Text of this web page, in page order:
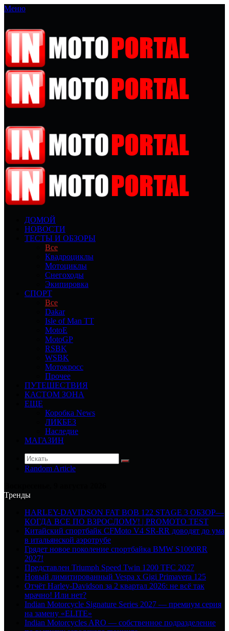
Меню
ДОМОЙ
НОВОСТИ
ТЕСТЫ И ОБЗОРЫ
Все
Квадроциклы
Мотоциклы
Снегоходы
Экипировка
СПОРТ
Все
Dakar
Isle of Man TT
MotoE
MotoGP
RSBK
WSBK
Мотокросс
Прочее
ПУТЕШЕСТВИЯ
КАСТОМ ЗОНА
ЕЩЕ
Коробка News
ЛИКБЕЗ
Наследие
МАГАЗИН
Random Article
Тренды
HARLEY-DAVIDSON FAT BOB 122 STAGE 3 ОБЗОР—
КОГДА ВСЕ ПО ВЗРОСЛОМУ! | PROMOTO TEST
Китайский спортбайк CFMoto V4 SR-RR доводят до ума
в итальянской аэротрубе
Грядет новое поколение спортбайка BMW S1000RR
2027!
Представлен Triumph Speed Twin 1200 TFC 2027
Новый лимитированный Vespa x Gigi Primavera 125
Отчёт Harley-Davidson за 2 квартал 2026: не всё так
мрачно! Или нет?
Indian Motorcycle Signature Series 2027 — премиум серия
на замену «ELITE»
Indian Motorcycles ARO — собственное подразделение